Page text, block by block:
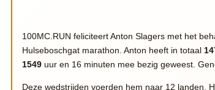
100MC.RUN feliciteert Anton Slagers met het
Hulseboschgat marathon. Anton heeft in totaal
1549 uur en 16 minuten mee bezig geweest.
Deze wedstrijden voerden hem naar 12 landen.